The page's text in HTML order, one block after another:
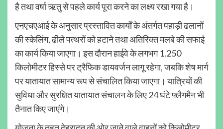
है तथा वर्षा ऋतु से पहले कार्य पूरा करने का लक्ष्य रखा गया है।
एनएचएआई के अनुसार प्रस्तावित कार्यों के अंतर्गत पहाड़ी ढलानों
की स्केलिंग, ढीले पत्थरों को हटाने तथा अतिरिक्त मलबे की सफाई
का कार्य किया जाएगा। इस दौरान हाईवे के लगभग 1.250
किलोमीटर हिस्से पर ट्रैफिक डायवर्जन लागू रहेगा, जबकि शेष मार्ग
पर यातायात सामान्य रूप से संचालित किया जाएगा। यात्रियों की
सुविधा और सुरक्षित यातायात संचालन के लिए 24 घंटे फ्लैगमैन भी
तैनात किए जाएंगे।